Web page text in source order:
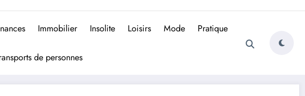
Immobilier Insolite Loisirs Mode Pratique
de personnes